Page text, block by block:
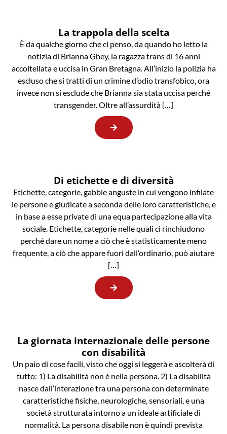
La trappola della scelta
È da qualche giorno che ci penso, da quando ho letto la
notizia di Brianna Ghey, la ragazza trans di 16 anni
accoltellata e uccisa in Gran Bretagna. All’inizio la polizia ha
escluso che si tratti di un crimine d’odio transfobico, ora
invece non si esclude che Brianna sia stata uccisa perché
transgender. Oltre all’assurdità […]
Di etichette e di diversità
Etichette, categorie, gabbie anguste in cui vengono infilate
le persone e giudicate a seconda delle loro caratteristiche, e
in base a esse private di una equa partecipazione alla vita
sociale. Etichette, categorie nelle quali ci rinchiudono
perché dare un nome a ciò che è statisticamente meno
frequente, a ciò che appare fuori dall’ordinario, può aiutare
[…]
La giornata internazionale delle persone
con disabilità
Un paio di cose facili, visto che oggi si leggerà e ascolterà di
tutto: 1) La disabilità non è nella persona. 2) La disabilità
nasce dall’interazione tra una persona con determinate
caratteristiche fisiche, neurologiche, sensoriali, e una
società strutturata intorno a un ideale artificiale di
normalità. La persona disabile non è quindi prevista